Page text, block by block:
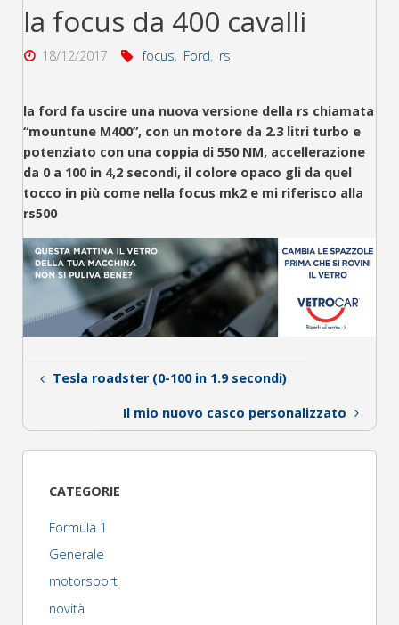
la focus da 400 cavalli
18/12/2017 focus, Ford, rs
la ford fa uscire una nuova versione della rs chiamata
“mountune M400”, con un motore da 2.3 litri turbo e
potenziato con una coppia di 550 NM, accellerazione
da 0 a 100 in 4,2 secondi, il colore opaco gli da quel
tocco in più come nella focus mk2 e mi riferisco alla
rs500
Tesla roadster (0-100 in 1.9 secondi)
Il mio nuovo casco personalizzato
CATEGORIE
Formula 1
Generale
motorsport
novità